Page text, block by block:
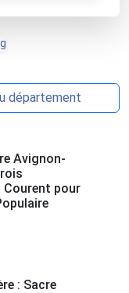
département
Avignon-
Courent pour
: Sacre